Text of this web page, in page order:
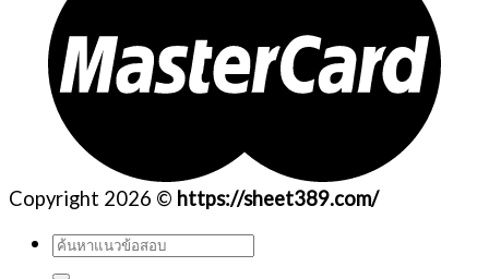
Copyright 2026 © https://sheet389.com/
ค้นหา: